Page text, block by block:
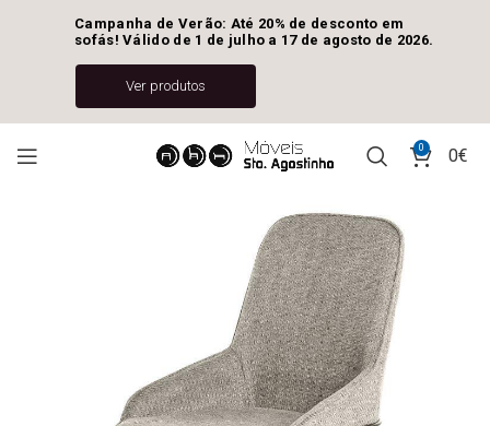
0 0€
Campanha de Verão: Até 20% de desconto em
sofás! Válido de 1 de julho a 17 de agosto de 2026.
Ver produtos